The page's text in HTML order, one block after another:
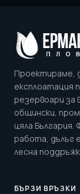
Проектираме,
експлоатация
резервоари за
общински,
цяла България.
работа, дълъг
лесна
БЪРЗИ ВРЪЗКИ